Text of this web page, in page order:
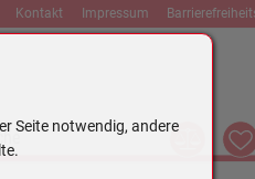
Kontakt Impressum
Vergleich
Seite notwendig, andere